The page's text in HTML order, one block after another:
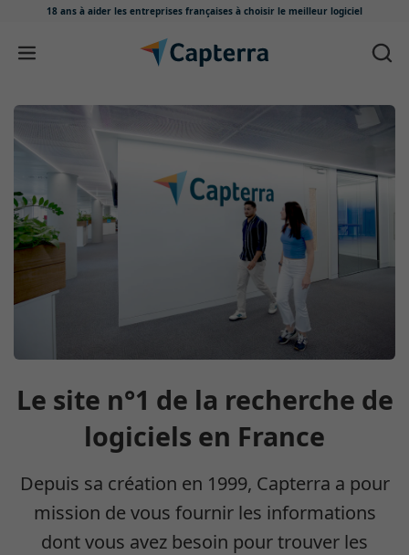
18 ans à aider les entreprises françaises à choisir le meilleur logiciel
Passer au contenu
Le site n°1 de la recherche de
logiciels en France
Depuis sa création en 1999, Capterra a pour
mission de vous fournir les informations
dont vous avez besoin pour trouver les